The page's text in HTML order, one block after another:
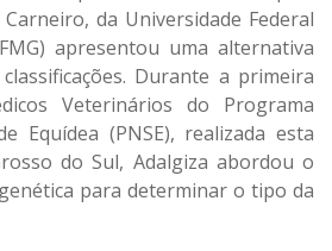
da Universidade Federal
apresentou uma alternativa
Durante a primeira
Veterinários do Programa
Equídea (PNSE), realizada esta
do Sul, Adalgiza abordou o
para determinar o tipo da